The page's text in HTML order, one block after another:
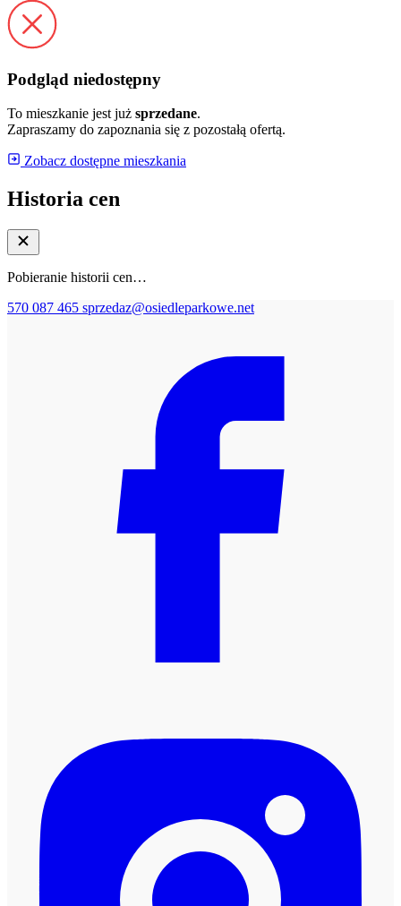
Podgląd niedostępny
To mieszkanie jest już sprzedane.
Zapraszamy do zapoznania się z pozostałą ofertą.
Zobacz dostępne mieszkania
Historia cen
Pobieranie historii cen…
570 087 465 sprzedaz@osiedleparkowe.net